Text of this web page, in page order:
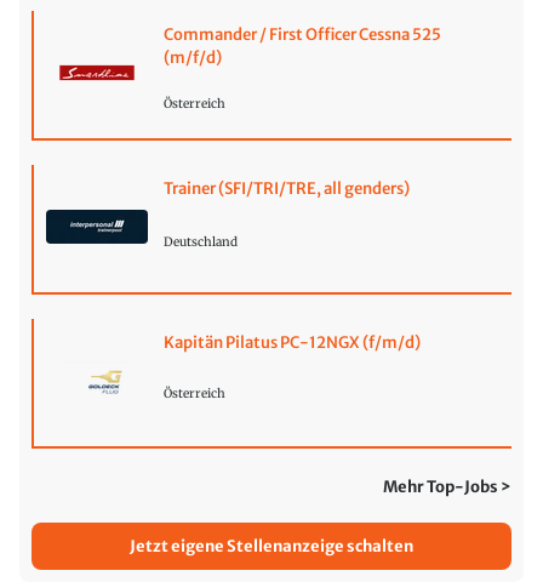
Commander / First Officer Cessna 525
(m/f/d)
Österreich
Trainer (SFI/TRI/TRE, all genders)
Deutschland
Kapitän Pilatus PC-12NGX (f/m/d)
Österreich
Mehr Top-Jobs >
Jetzt eigene Stellenanzeige schalten